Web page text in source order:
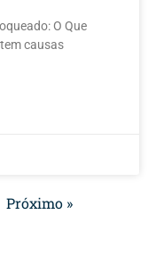
O Que
causas
Próximo »